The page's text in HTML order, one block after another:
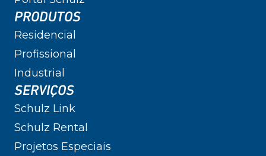
PRODUTOS
Residencial
Profissional
Industrial
SERVIÇOS
Schulz Link
Schulz Rental
Projetos Especiais